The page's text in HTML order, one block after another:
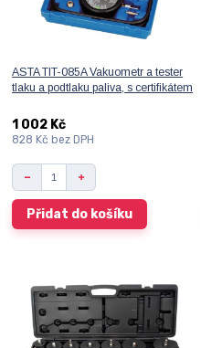
ASTA TIT-085A Vakuometr a tester
tlaku a podtlaku paliva, s certifikátem
1 002 Kč
828 Kč bez DPH
Přidat do košíku